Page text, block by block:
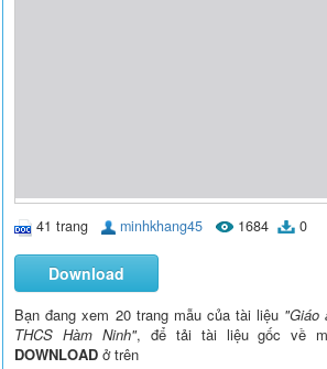
41 trang minhkhang45 1684 0
Download
Bạn đang xem 20 trang mẫu của tài liệu "Giáo
THCS Hàm Ninh", để tải tài liệu gốc về
DOWNLOAD ở trên